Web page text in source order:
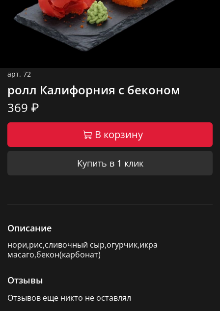
арт. 72
ролл Калифорния с беконом
369 ₽
В корзину
Купить в 1 клик
Описание
нори,рис,сливочный сыр,огурчик,икра
масаго,бекон(карбонат)
Отзывы
Отзывов еще никто не оставлял